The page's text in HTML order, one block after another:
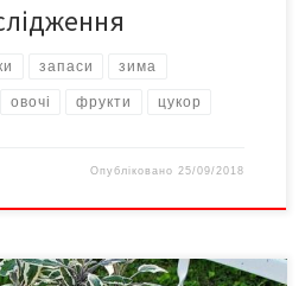
запаси зима
овочі фрукти цукор
Опубліковано25/09/2018